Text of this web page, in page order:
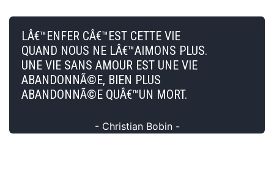
LÂ€™ENFER CÂ€™EST CETTE VIE
QUAND NOUS NE LÂ€™AIMONS PLUS.
UNE VIE SANS AMOUR EST UNE VIE
ABANDONNÃ©E, BIEN PLUS
ABANDONNÃ©E QUÂ€™UN MORT.
- Christian Bobin -